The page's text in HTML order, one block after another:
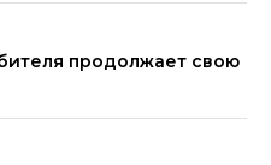
продолжает свою